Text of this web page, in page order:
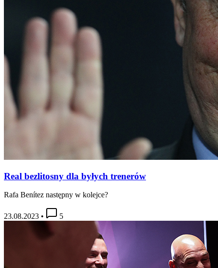
Real bezlitosny dla byłych trenerów
Rafa Benítez następny w kolejce?
23.08.2023 • 5